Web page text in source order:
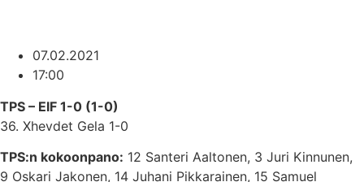
07.02.2021
17:00
TPS – EIF 1-0 (1-0)
36. Xhevdet Gela 1-0
TPS:n kokoonpano: 12 Santeri Aaltonen, 3 Juri Kinnunen,
9 Oskari Jakonen, 14 Juhani Pikkarainen, 15 Samuel